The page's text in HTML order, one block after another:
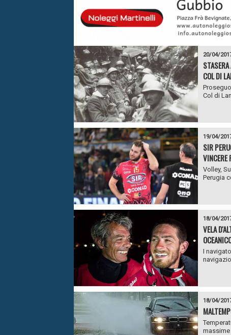
20/04/
COL DI
Col di
19/04/
SIR
VINCERE
Volley,
Perugia
18/04/
VELA
I
18/04/
massime